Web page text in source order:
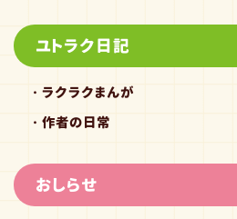
ユトラク日記
ラクラクまんが
作者の日常
おしらせ